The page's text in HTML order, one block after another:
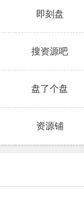
即刻盘
搜资源吧
盘了个盘
资源铺